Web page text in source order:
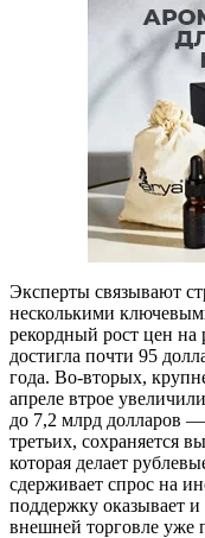
Эксперты связывают
несколькими
рекордный рост цен на
достигла почти 95
года. Во-вторых,
апреле втрое
до 7,2 млрд долларов
третьих, сохраняется
которая делает
сдерживает спрос на
поддержку оказывает и
внешней торговле уже